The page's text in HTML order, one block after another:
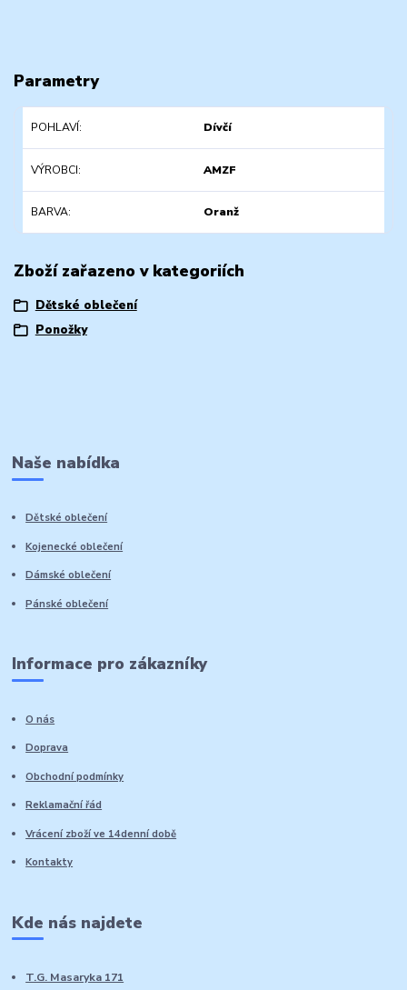
Parametry
POHLAVÍ Dívčí
VÝROBCI AMZF
BARVA Oranž
Zboží zařazeno v kategoriích
Dětské oblečení
Ponožky
Naše nabídka
Dětské oblečení
Kojenecké oblečení
Dámské oblečení
Pánské oblečení
Informace pro zákazníky
O nás
Doprava
Obchodní podmínky
Reklamační řád
Vrácení zboží ve 14denní době
Kontakty
Kde nás najdete
T.G. Masaryka 171